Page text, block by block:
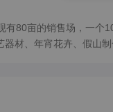
80亩的销售场，一
材、年宵花卉、假山